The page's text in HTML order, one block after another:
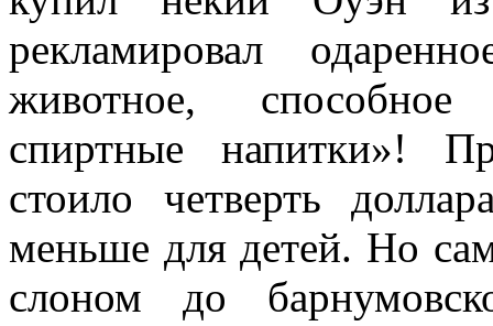
рекламировал
животное, способное
спиртные напитки»!
стоило четверть
меньше для детей. Но
слоном до